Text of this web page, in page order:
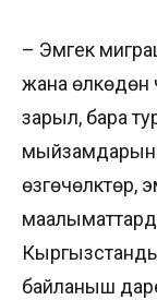
– Эмгек
жана өлкөдөн
зарыл, бара
байланыш